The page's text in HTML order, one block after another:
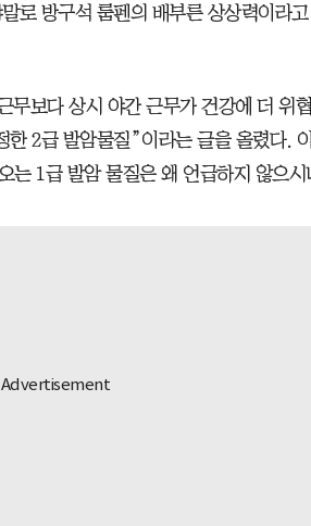
로 방구석 룸펜의 배부른 상상력이라
무보다 상시 야간 근무가 건강에 더 위
한 2급 발암물질”이라는 글을 올렸다.
는 1급 발암 물질은 왜 언급하지 않으시